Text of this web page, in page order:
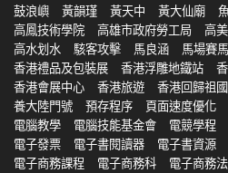
鼓浪嶼
黃韻瑾 黃天中 黃大仙廟
高鳳技術學院
高雄市政府勞工局 高
高水划水
駭客攻擊 馬良涵 馬場賽馬
香港禮品及包裝展
香港浮雕地鐵站
香港會展中心
香港旅遊 香港回歸祖
養大陸門號
預存程序 頁面速度優化
電腦教學
電腦技能基金會 電競學程
電子發票
電子書閱讀器 電子書資源
電子商務課程
電子商務科 電子商務法